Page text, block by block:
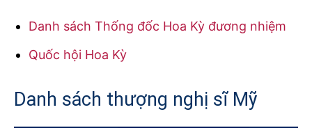
Danh sách Thống đốc Hoa Kỳ đương nhiệm
Quốc hội Hoa Kỳ
Danh sách thượng nghị sĩ Mỹ